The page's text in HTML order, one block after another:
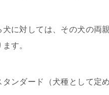
に対しては、その犬の両
す。
ンダード（犬種として定